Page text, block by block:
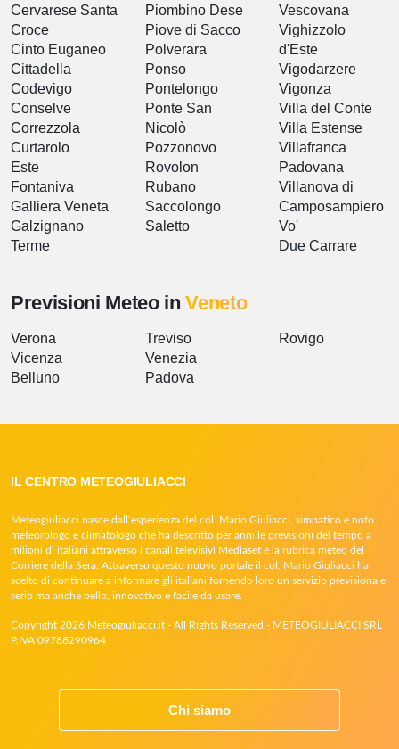
Cervarese Santa
Croce
Cinto Euganeo
Cittadella
Codevigo
Conselve
Correzzola
Curtarolo
Este
Fontaniva
Galliera Veneta
Galzignano
Terme
Piombino Dese
Piove di Sacco
Polverara
Ponso
Pontelongo
Ponte San
Nicolò
Pozzonovo
Rovolon
Rubano
Saccolongo
Saletto
Vescovana
Vighizzolo
d'Este
Vigodarzere
Vigonza
Villa del Conte
Villa Estense
Villafranca
Padovana
Villanova di
Camposampiero
Vo'
Due Carrare
Previsioni Meteo inVeneto
Verona
Vicenza
Belluno
Treviso
Venezia
Padova
Rovigo
IL CENTRO METEOGIULIACCI
Meteogiuliacci nasce dall’esperienza del col. Mario Giuliacci, simpatico e noto
meteorologo e climatologo che ha descritto per anni le previsioni del tempo a
milioni di italiani attraverso i canali televisivi Mediaset e la rubrica meteo del
Corriere della Sera. Attraverso questo nuovo portale il col. Mario Giuliacci ha
scelto di continuare a informare gli italiani fornendo loro un servizio previsionale
serio ma anche bello, innovativo e facile da usare.
Copyright 2026 Meteogiuliacci.it - All Rights Reserved - METEOGIULIACCI SRL
P.IVA 09788290964
Chi siamo